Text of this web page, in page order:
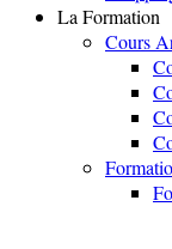
La Formation
Cours